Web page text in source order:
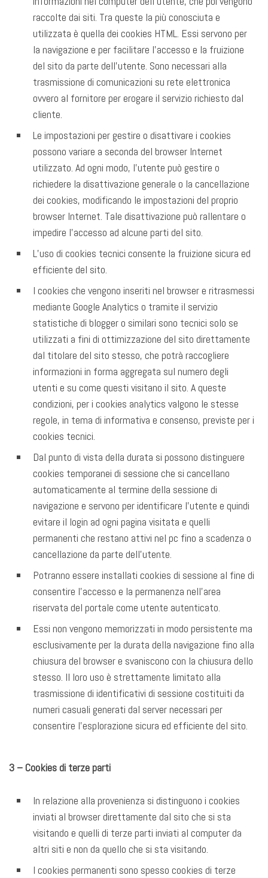
raccolte dai siti. Tra queste la più conosciuta e
utilizzata è quella dei cookies HTML. Essi servono per
la navigazione e per facilitare l’accesso e la fruizione
del sito da parte dell’utente. Sono necessari alla
trasmissione di comunicazioni su rete elettronica
ovvero al fornitore per erogare il servizio richiesto dal
cliente.
Le impostazioni per gestire o disattivare i cookies
possono variare a seconda del browser Internet
utilizzato. Ad ogni modo, l’utente può gestire o
richiedere la disattivazione generale o la cancellazione
dei cookies, modificando le impostazioni del proprio
browser Internet. Tale disattivazione può rallentare o
impedire l’accesso ad alcune parti del sito.
L’uso di cookies tecnici consente la fruizione sicura ed
efficiente del sito.
I cookies che vengono inseriti nel browser e ritrasmessi
mediante Google Analytics o tramite il servizio
statistiche di blogger o similari sono tecnici solo se
utilizzati a fini di ottimizzazione del sito direttamente
dal titolare del sito stesso, che potrà raccogliere
informazioni in forma aggregata sul numero degli
utenti e su come questi visitano il sito. A queste
condizioni, per i cookies analytics valgono le stesse
regole, in tema di informativa e consenso, previste per i
cookies tecnici.
Dal punto di vista della durata si possono distinguere
cookies temporanei di sessione che si cancellano
automaticamente al termine della sessione di
navigazione e servono per identificare l’utente e quindi
evitare il login ad ogni pagina visitata e quelli
permanenti che restano attivi nel pc fino a scadenza o
cancellazione da parte dell’utente.
Potranno essere installati cookies di sessione al fine di
consentire l’accesso e la permanenza nell’area
riservata del portale come utente autenticato.
Essi non vengono memorizzati in modo persistente ma
esclusivamente per la durata della navigazione fino alla
chiusura del browser e svaniscono con la chiusura dello
stesso. Il loro uso è strettamente limitato alla
trasmissione di identificativi di sessione costituiti da
numeri casuali generati dal server necessari per
consentire l’esplorazione sicura ed efficiente del sito.
3 – Cookies di terze parti
In relazione alla provenienza si distinguono i cookies
inviati al browser direttamente dal sito che si sta
visitando e quelli di terze parti inviati al computer da
altri siti e non da quello che si sta visitando.
I cookies permanenti sono spesso cookies di terze